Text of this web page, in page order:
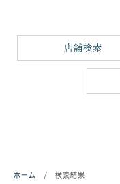
店舗検索
ホーム / 検索結果